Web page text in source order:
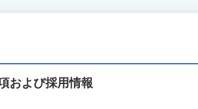
および採用情報